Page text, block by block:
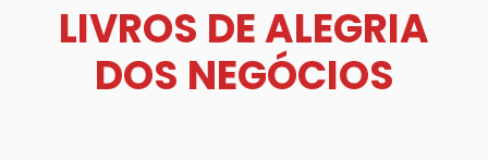
LIVROS DE ALEGRIA
DOS NEGÓCIOS